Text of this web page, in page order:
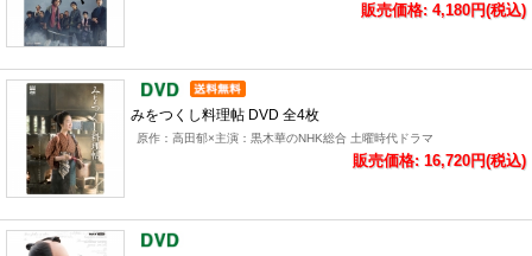
販売価格: 4,180円(税込)
みをつくし料理帖 DVD 全4枚
原作：高田郁×主演：黒木華のNHK総合 土曜時代ドラマ
販売価格: 16,720円(税込)